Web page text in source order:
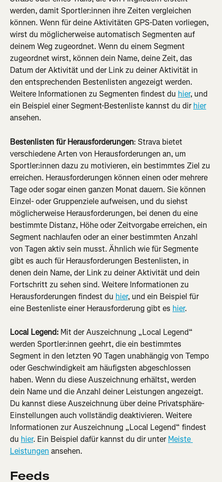
werden, damit Sportler:innen ihre Zeiten vergleichen
können. Wenn für deine Aktivitäten GPS-Daten vorliegen,
wirst du möglicherweise automatisch Segmenten auf
deinem Weg zugeordnet. Wenn du einem Segment
zugeordnet wirst, können dein Name, deine Zeit, das
Datum der Aktivität und der Link zu deiner Aktivität in
den entsprechenden Bestenlisten angezeigt werden.
Weitere Informationen zu Segmenten findest du hier, und
ein Beispiel einer Segment-Bestenliste kannst du dir hier
ansehen.
Bestenlisten für Herausforderungen: Strava bietet
verschiedene Arten von Herausforderungen an, um
Sportler:innen dazu zu motivieren, ein bestimmtes Ziel zu
erreichen. Herausforderungen können einen oder mehrere
Tage oder sogar einen ganzen Monat dauern. Sie können
Einzel- oder Gruppenziele aufweisen, und du siehst
möglicherweise Herausforderungen, bei denen du eine
bestimmte Distanz, Höhe oder Zeitvorgabe erreichen, ein
Segment nachlaufen oder an einer bestimmten Anzahl
von Tagen aktiv sein musst. Ähnlich wie für Segmente
gibt es auch für Herausforderungen Bestenlisten, in
denen dein Name, der Link zu deiner Aktivität und dein
Fortschritt zu sehen sind. Weitere Informationen zu
Herausforderungen findest du hier, und ein Beispiel für
eine Bestenliste einer Herausforderung gibt es hier.
Local Legend: Mit der Auszeichnung „Local Legend“
werden Sportler:innen geehrt, die ein bestimmtes
Segment in den letzten 90 Tagen unabhängig von Tempo
oder Geschwindigkeit am häufigsten abgeschlossen
haben. Wenn du diese Auszeichnung erhältst, werden
dein Name und die Anzahl deiner Leistungen angezeigt.
Du kannst diese Auszeichnung über deine Privatsphäre-
Einstellungen auch vollständig deaktivieren. Weitere
Informationen zur Auszeichnung „Local Legend“ findest
du hier. Ein Beispiel dafür kannst du dir unter Meiste
Leistungen ansehen.
Feeds